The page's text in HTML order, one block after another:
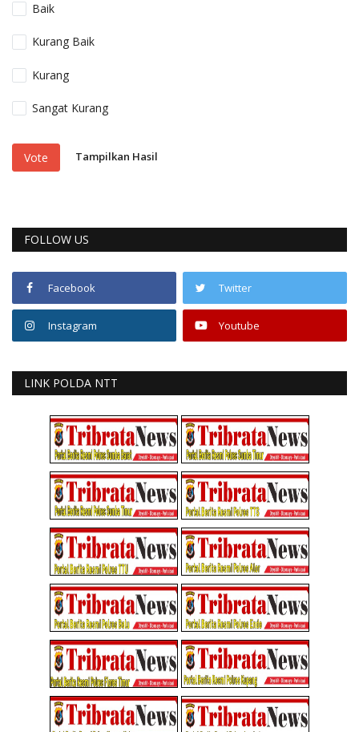
Baik
Kurang Baik
Kurang
Sangat Kurang
Vote Tampilkan Hasil
FOLLOW US
Facebook Twitter
Instagram Youtube
LINK POLDA NTT